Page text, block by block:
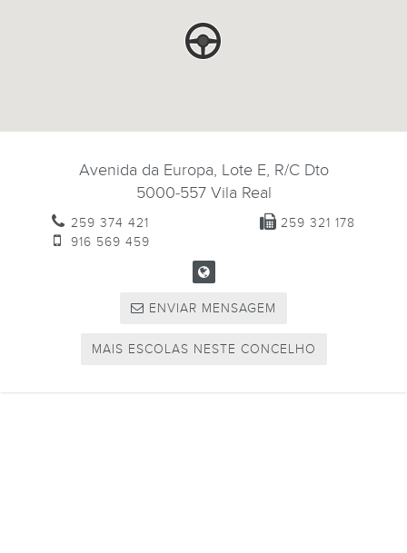
Avenida da Europa, Lote E, R/C Dto
5000-557 Vila Real
259 374 421
259 321 178
916 569 459
ENVIAR MENSAGEM
MAIS ESCOLAS NESTE CONCELHO